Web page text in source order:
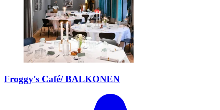
Froggy's Café/ BALKONEN